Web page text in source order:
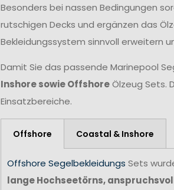
Besonders bei nassen Bedingungen
rutschigen Decks und ergänzen das
Bekleidungssystem sinnvoll erweitern
Damit Sie das passende Marinepool
Inshore sowie OffshoreÖlzeug Sets.
Einsatzbereiche.
Offshore Coastal & Inshore
Offshore Segelbekleidungs Sets
lange Hochseetörns,